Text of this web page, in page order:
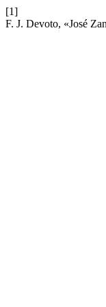
[1]
F. J. Devoto, «José